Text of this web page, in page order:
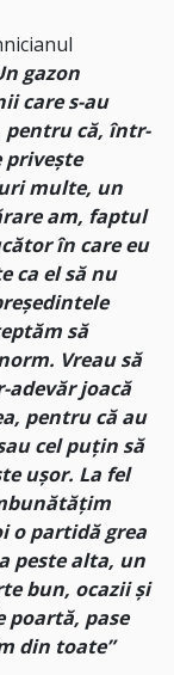
gazon
care s-au
pentru că, într-
privește
multe, un
am, faptul
în care eu
ca el să nu
să
Vreau să
adevăr joacă
pentru că au
cel puțin să
ușor. La fel
o partidă grea
peste alta, un
bun, ocazii și
poartă, pase
din toate”